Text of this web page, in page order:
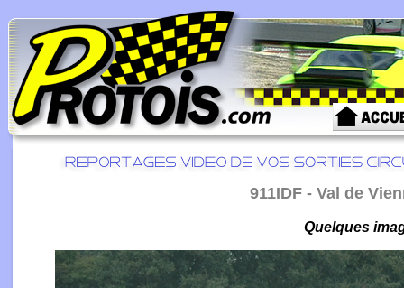
911IDF - Val de
Quelques